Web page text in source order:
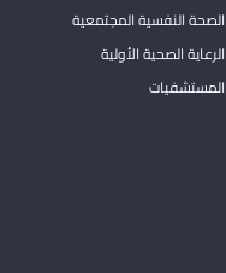
الصحة النفسية المجتمعية
الرعاية الصحية الأولية
المستشفيات